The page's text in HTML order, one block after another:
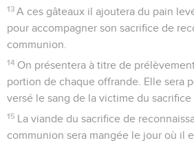
13 A ces gâteaux il ajoutera du pain
pour accompagner son sacrifice de
communion.
14 On présentera à titre de
portion de chaque offrande. Elle sera
versé le sang de la victime du sacrifice
15 La viande du sacrifice de
communion sera mangée le jour où il